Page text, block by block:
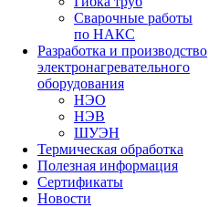
Сварочные работы
по НАКС
Разработка и производство
электронагревательного
оборудования
НЭО
НЭВ
ШУЭН
Термическая обработка
Полезная информация
Сертификаты
Новости